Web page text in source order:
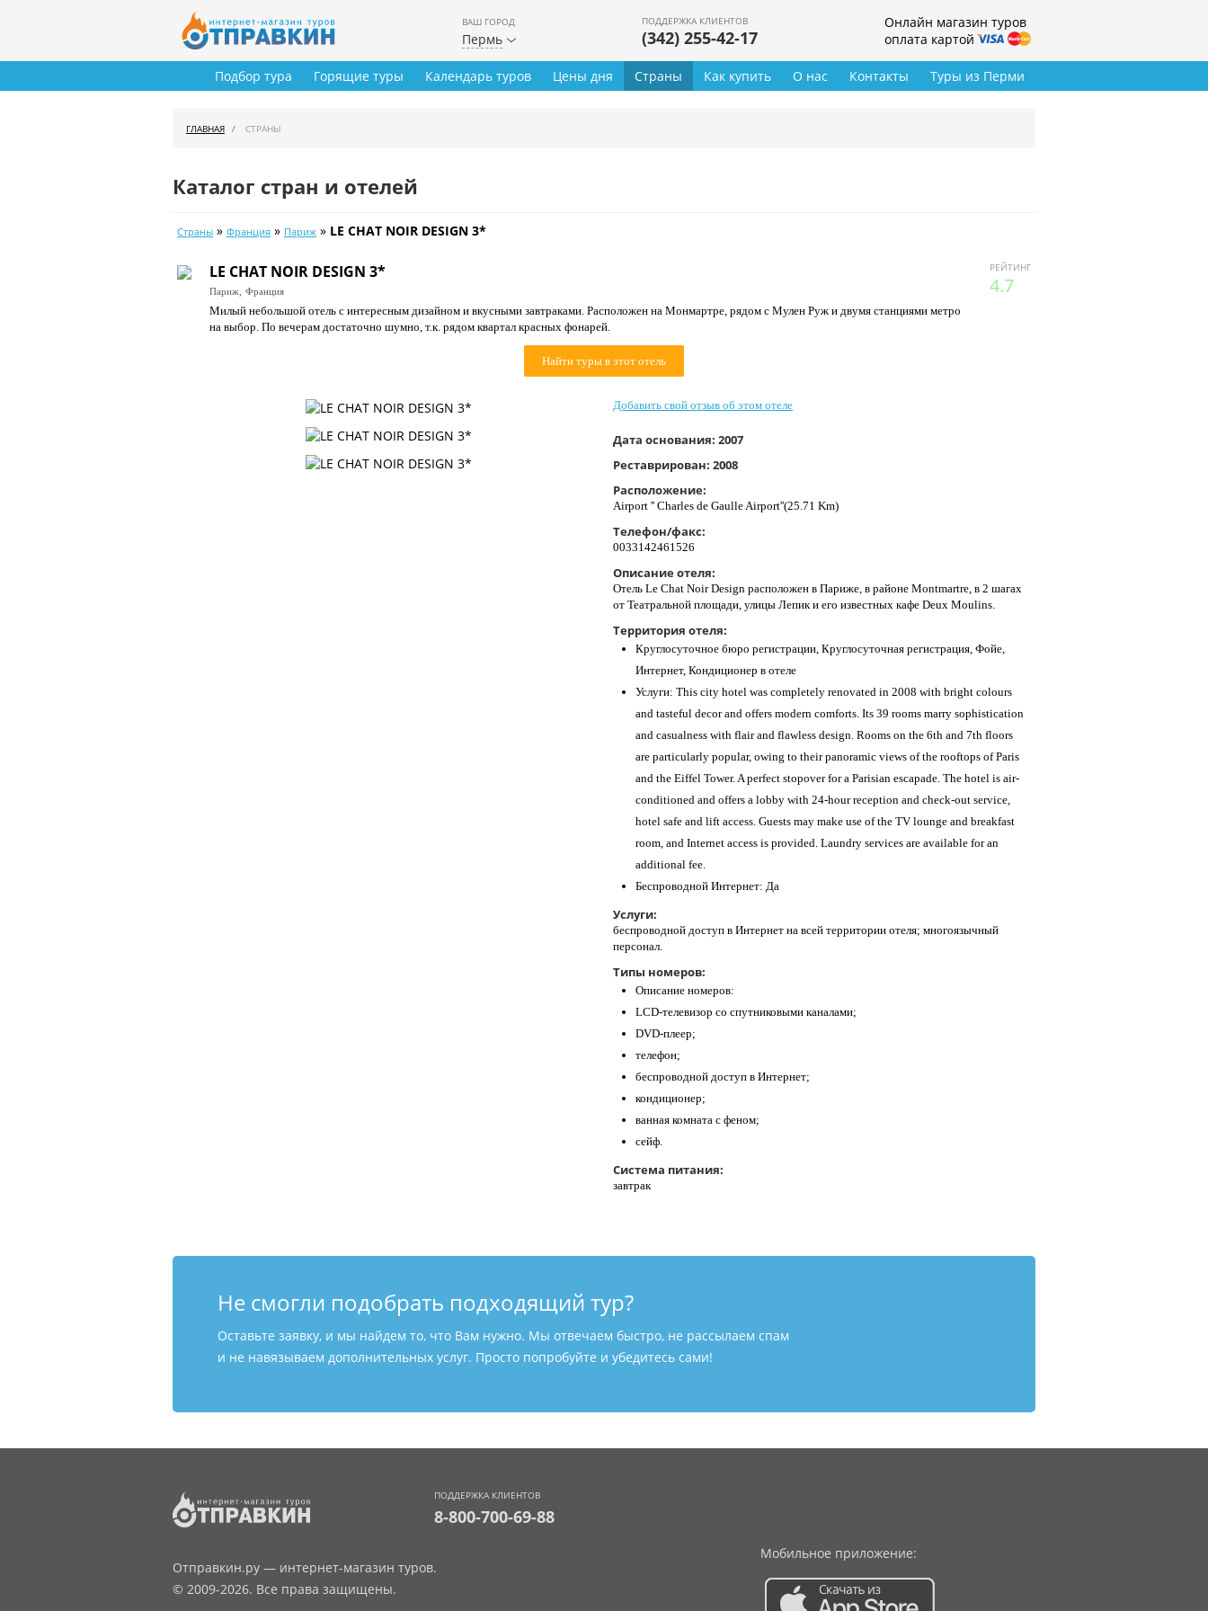
ВАШ ГОРОД
Пермь
ПОДДЕРЖКА КЛИЕНТОВ
(342) 255-42-17
Онлайн магазин туров
оплата картой
Туры из Перми
Подбор тура Горящие туры Календарь туров Цены дня Страны Как купить О нас Контакты
ГЛАВНАЯ СТРАНЫ
Каталог стран и отелей
Страны » Франция » Париж » LE CHAT NOIR DESIGN 3*
РЕЙТИНГ
4.7
LE CHAT NOIR DESIGN 3*
Париж, Франция
Милый небольшой отель с интересным дизайном и вкусными завтраками. Расположен на Монмартре, рядом с Мулен Руж и двумя станциями метро
на выбор. По вечерам достаточно шумно, т.к. рядом квартал красных фонарей.
Найти туры в этот отель
Добавить свой отзыв об этом отеле
Дата основания: 2007
Реставрирован: 2008
Расположение:
Airport '' Charles de Gaulle Airport''(25.71 Km)
Телефон/факс:
0033142461526
Описание отеля:
Отель Le Chat Noir Design расположен в Париже, в районе Montmartre, в 2 шагах
от Театральной площади, улицы Лепик и его известных кафе Deux Moulins.
Территория отеля:
Круглосуточное бюро регистрации, Круглосуточная регистрация, Фойе,
Интернет, Кондиционер в отеле
Услуги: This city hotel was completely renovated in 2008 with bright colours
and tasteful decor and offers modern comforts. Its 39 rooms marry sophistication
and casualness with flair and flawless design. Rooms on the 6th and 7th floors
are particularly popular, owing to their panoramic views of the rooftops of Paris
and the Eiffel Tower. A perfect stopover for a Parisian escapade. The hotel is air-
conditioned and offers a lobby with 24-hour reception and check-out service,
hotel safe and lift access. Guests may make use of the TV lounge and breakfast
room, and Internet access is provided. Laundry services are available for an
additional fee.
Беспроводной Интернет: Да
Услуги:
беспроводной доступ в Интернет на всей территории отеля; многоязычный
персонал.
Типы номеров:
Описание номеров:
LCD-телевизор со спутниковыми каналами;
DVD-плеер;
телефон;
беспроводной доступ в Интернет;
кондиционер;
ванная комната с феном;
сейф.
Система питания:
завтрак
Не смогли подобрать подходящий тур?
Оставьте заявку, и мы найдем то, что Вам нужно. Мы отвечаем быстро, не рассылаем спам
и не навязываем дополнительных услуг. Просто попробуйте и убедитесь сами!
ПОДДЕРЖКА КЛИЕНТОВ
8-800-700-69-88
Отправкин.ру — интернет-магазин туров.
© 2009-2026. Все права защищены.
Мобильное приложение: